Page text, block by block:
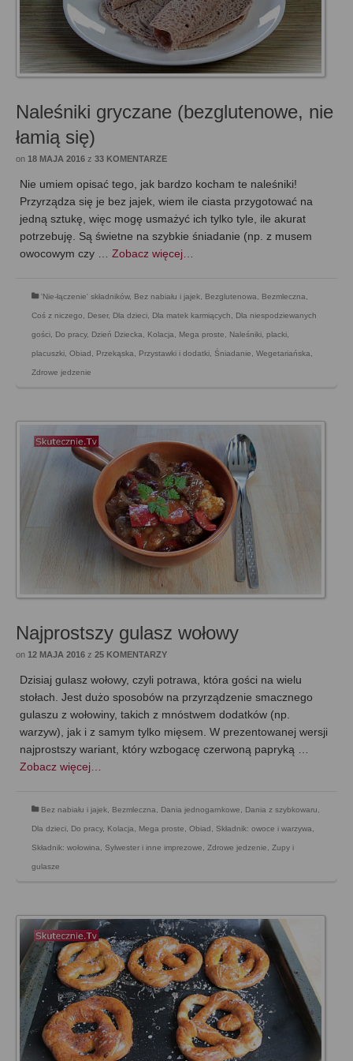
Naleśniki gryczane (bezglutenowe, nie
łamią się)
on 18 MAJA 2016 z 33 KOMENTARZE
Nie umiem opisać tego, jak bardzo kocham te naleśniki!
Przyrządza się je bez jajek, wiem ile ciasta przygotować na
jedną sztukę, więc mogę usmażyć ich tylko tyle, ile akurat
potrzebuję. Są świetne na szybkie śniadanie (np. z musem
owocowym czy … Zobacz więcej…
'Nie-łączenie' składników, Bez nabiału i jajek, Bezglutenowa, Bezmleczna,
Coś z niczego, Deser, Dla dzieci, Dla matek karmiących, Dla niespodziewanych
gości, Do pracy, Dzień Dziecka, Kolacja, Mega proste, Naleśniki, placki,
placuszki, Obiad, Przekąska, Przystawki i dodatki, Śniadanie, Wegetariańska,
Zdrowe jedzenie
Najprostszy gulasz wołowy
on 12 MAJA 2016 z 25 KOMENTARZY
Dzisiaj gulasz wołowy, czyli potrawa, która gości na wielu
stołach. Jest dużo sposobów na przyrządzenie smacznego
gulaszu z wołowiny, takich z mnóstwem dodatków (np.
warzyw), jak i z samym tylko mięsem. W prezentowanej wersji
najprostszy wariant, który wzbogacę czerwoną papryką …
Zobacz więcej…
Bez nabiału i jajek, Bezmleczna, Dania jednogarnkowe, Dania z szybkowaru,
Dla dzieci, Do pracy, Kolacja, Mega proste, Obiad , Składnik: owoce i warzywa,
Składnik: wołowina, Sylwester i inne imprezowe, Zdrowe jedzenie, Zupy i
gulasze